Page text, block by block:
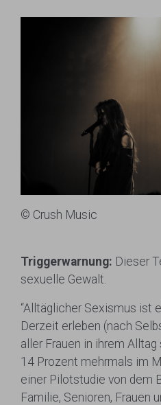
© Crush Music
Triggerwarnung: Dieser
sexuelle Gewalt.
“Alltäglicher Sexismus ist
Derzeit erleben (nach
aller Frauen in ihrem
14 Prozent mehrmals im
einer Pilotstudie von dem
Familie, Senioren, Frauen